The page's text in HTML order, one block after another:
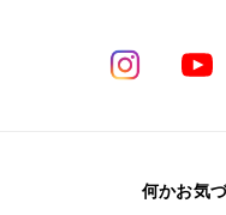
何かお気